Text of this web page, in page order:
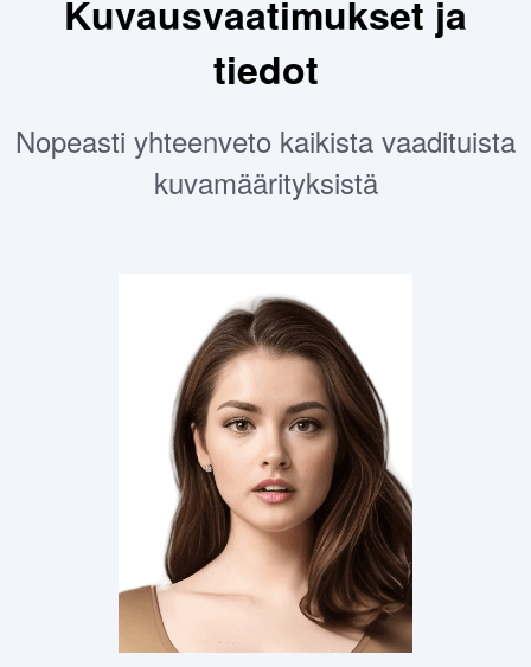
Kuvausvaatimukset ja
tiedot
Nopeasti yhteenveto kaikista vaadituista
kuvamäärityksistä